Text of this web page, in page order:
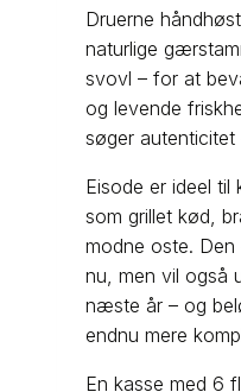
Druerne
naturlige
svovl – for at
og levende
søger
Eisode er ideel
som grillet kød,
modne oste.
nu, men vil også
næste år – og
endnu mere
En kasse med 6